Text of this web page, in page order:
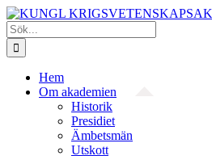
Fortsätt
till
innehållet
Sök
efter:
Hem
Om akademien
Historik
Presidiet
Ämbetsmän
Utskott